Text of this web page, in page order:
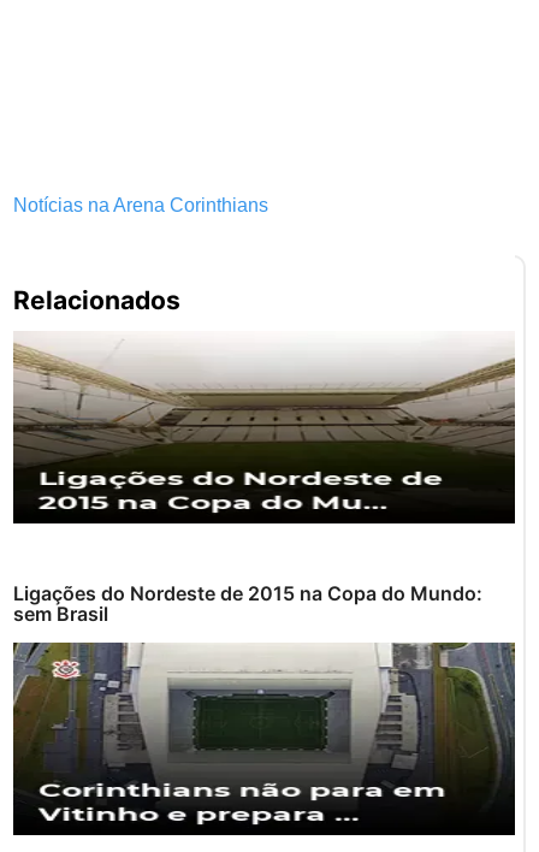
Notícias na Arena Corinthians
Relacionados
Ligações do Nordeste de 2015 na Copa do Mundo:
sem Brasil